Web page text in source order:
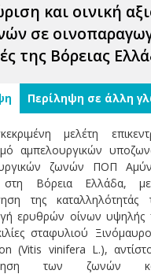
και οινική
σε
της Βόρειας
Περίληψη σε άλλη
μελέτη
αμπελουργικών
ζωνών ΠΟΠ
στη Βόρεια Ελλάδα,
της
ερυθρών οίνων υψηλής
σταφυλιού
(Vitis vinifera L.),
των ζωνών